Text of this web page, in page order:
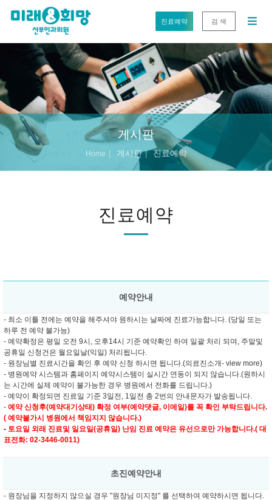
진료예약 검 색
게시판
Home 게시판 진료예약
진료예약
예약안내
- 최소 이틀 전에는 예약을 해주셔야 원하시는 날짜에 진료가능합니다. (당일 또는
하루 전 예약 불가능)
- 예약확정은 평일 오전 9시, 오후14시 기준 예약확인 하여 일괄 처리 되며, 주말및
공휴일 신청건은 월요일날(익일) 처리됩니다.
- 원장님별 진료시간을 확인 후 예약 신청 하시면 됩니다.(의료진소개- view more)
- 병원예약 시스템과 홈페이지 예약시스템이 실시간 연동이 되지 않습니다.(원하시
는 시간에 실제 예약이 불가능한 경우 병원에서 전화를 드립니다.)
- 예약이 확정되면 진료일 기준 3일전, 1일전 총 2번의 안내문자가 발송됩니다.
- 예약 신청후(예약대기상태) 확정 여부(예약댓글, 이메일)를 꼭 확인 부탁드립니다.
( 예약불가시 병원에서 책임지지 않습니다.)
- 토요일 외래 진료및 일요일(공휴일) 난임 진료 예약은 유선으로만 가능합니다.( 대
표전화: 02-3446-0011)
초진예약안내
- 원장님을 지정하지 않으실 경우 "원장님 미지정" 를 선택하여 예약하시면 됩니다.